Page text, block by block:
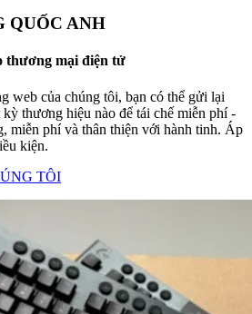
QUỐC ANH
thương mại điện tử
web của chúng tôi, bạn có thể gửi lại
thương hiệu nào để tái chế miễn phí -
miễn phí và thân thiện với hành tinh. Áp
kiện.
TÔI